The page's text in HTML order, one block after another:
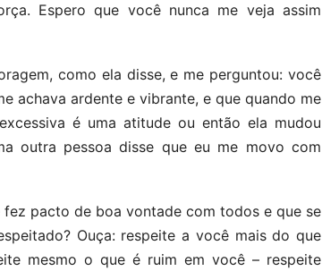
Espero que você nunca me veja assim
como ela disse, e me perguntou: você
achava ardente e vibrante, e que quando me
é uma atitude ou então ela mudou
outra pessoa disse que eu me movo com
pacto de boa vontade com todos e que se
Ouça: respeite a você mais do que
mesmo o que é ruim em você – respeite